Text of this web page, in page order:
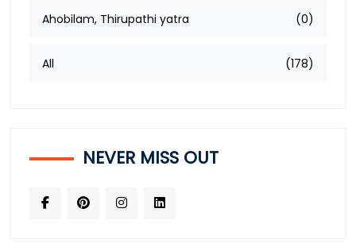
Ahobilam, Thirupathi yatra (0)
All (178)
NEVER MISS OUT